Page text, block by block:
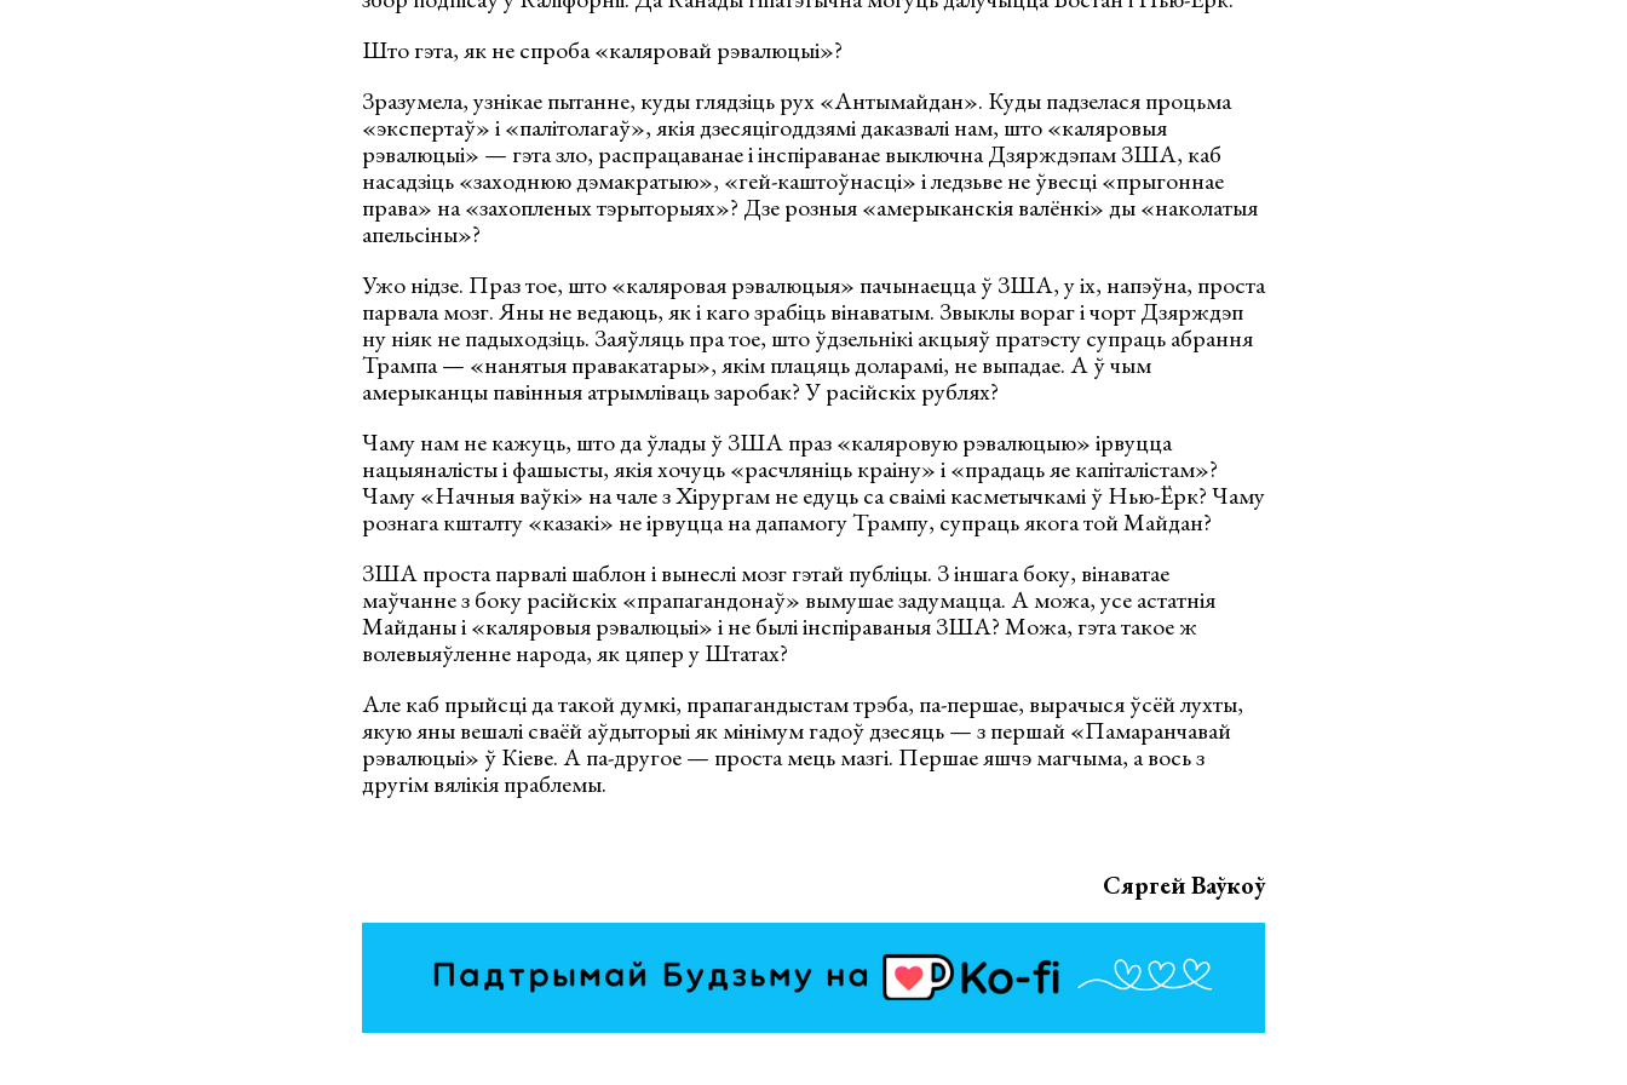
Што гэта, як не спроба «каляровай рэвалюцыі»?
Зразумела, узнікае пытанне, куды глядзіць рух «Антымайдан». Куды падзелася процьма
«экспертаў» і «палітолагаў», якія дзесяцігоддзямі даказвалі нам, што «каляровыя
рэвалюцыі» — гэта зло, распрацаванае і інспіраванае выключна Дзярждэпам ЗША, каб
насадзіць «заходнюю дэмакратыю», «гей-каштоўнасці» і ледзьве не ўвесці «прыгоннае
права» на «захопленых тэрыторыях»? Дзе розныя «амерыканскія валёнкі» ды «наколатыя
апельсіны»?
Ужо нідзе. Праз тое, што «каляровая рэвалюцыя» пачынаецца ў ЗША, у іх, напэўна, проста
парвала мозг. Яны не ведаюць, як і каго зрабіць вінаватым. Звыклы вораг і чорт Дзярждэп
ну ніяк не падыходзіць. Заяўляць пра тое, што ўдзельнікі акцыяў пратэсту супраць абрання
Трампа — «нанятыя правакатары», якім плацяць доларамі, не выпадае. А ў чым
амерыканцы павінныя атрымліваць заробак? У расійскіх рублях?
Чаму нам не кажуць, што да ўлады ў ЗША праз «каляровую рэвалюцыю» ірвуцца
нацыяналісты і фашысты, якія хочуць «расчляніць краіну» і «прадаць яе капіталістам»?
Чаму «Начныя ваўкі» на чале з Хірургам не едуць са сваімі касметычкамі ў Нью-Ёрк? Чаму
рознага кшталту «казакі» не ірвуцца на дапамогу Трампу, супраць якога той Майдан?
ЗША проста парвалі шаблон і вынеслі мозг гэтай публіцы. З іншага боку, вінаватае
маўчанне з боку расійскіх «прапагандонаў» вымушае задумацца. А можа, усе астатнія
Майданы і «каляровыя рэвалюцыі» і не былі інспіраваныя ЗША? Можа, гэта такое ж
волевыяўленне народа, як цяпер у Штатах?
Але каб прыйсці да такой думкі, прапагандыстам трэба, па-першае, вырачыся ўсёй лухты,
якую яны вешалі сваёй аўдыторыі як мінімум гадоў дзесяць — з першай «Памаранчавай
рэвалюцыі» ў Кіеве. А па-другое — проста мець мазгі. Першае яшчэ магчыма, а вось з
другім вялікія праблемы.
Сяргей Ваўкоў